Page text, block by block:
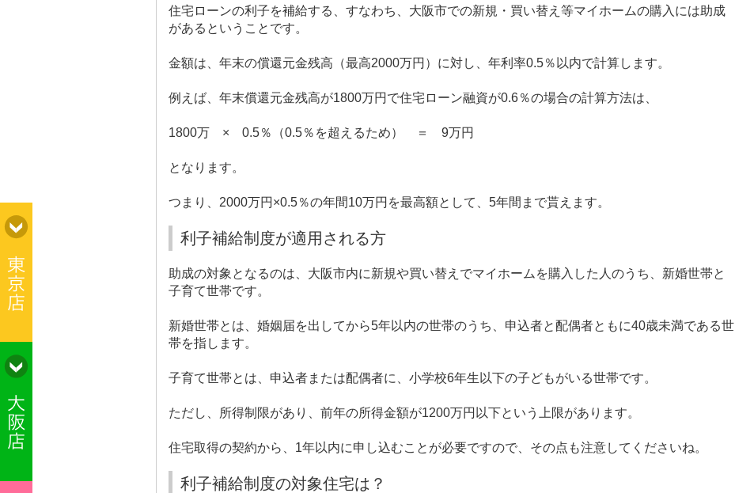
住宅ローンの利子を補給する、すなわち、大阪市での新規・買い替え等マイホームの購入には助成
があるということです。
金額は、年末の償還元金残高（最高2000万円）に対し、年利率0.5％以内で計算します。
例えば、年末償還元金残高が1800万円で住宅ローン融資が0.6％の場合の計算方法は、
1800万 × 0.5％（0.5％を超えるため） ＝ 9万円
となります。
つまり、 2000万円×0.5％の年間10万円を最高額として、 5年間まで貰えます。
利子補給制度が適用される方
助成の対象となるのは、大阪市内に新規や買い替えでマイホームを購入した人のうち、新婚世帯と
子育て世帯です。
新婚世帯とは、婚姻届を出してから5年以内の世帯のうち、申込者と配偶者ともに40歳未満である世
帯を指します。
子育て世帯とは、申込者または配偶者に、小学校6年生以下の子どもがいる世帯です。
ただし、所得制限があり、前年の所得金額が1200万円以下という上限があります。
住宅取得の契約から、 1年以内に申し込むことが必要ですので、その点も注意してくださいね。
利子補給制度の対象住宅は？